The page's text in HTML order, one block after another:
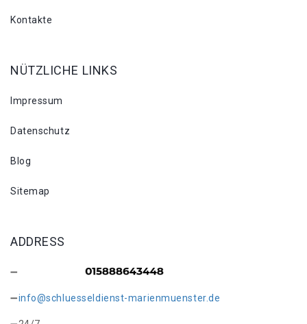
Kontakte
NÜTZLICHE LINKS
Impressum
Datenschutz
Blog
Sitemap
ADDRESS
info@schluesseldienst-marienmuenster.de